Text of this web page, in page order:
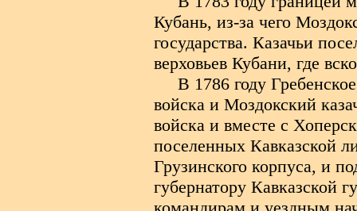
Кубань, из-за чего
государства. Казачьи
верховьев Кубани, где
В 1786 году
войска и Моздокский
войска и вместе с
поселенных Кавказской
Грузинского корпуса, и
губернатору Кавказской